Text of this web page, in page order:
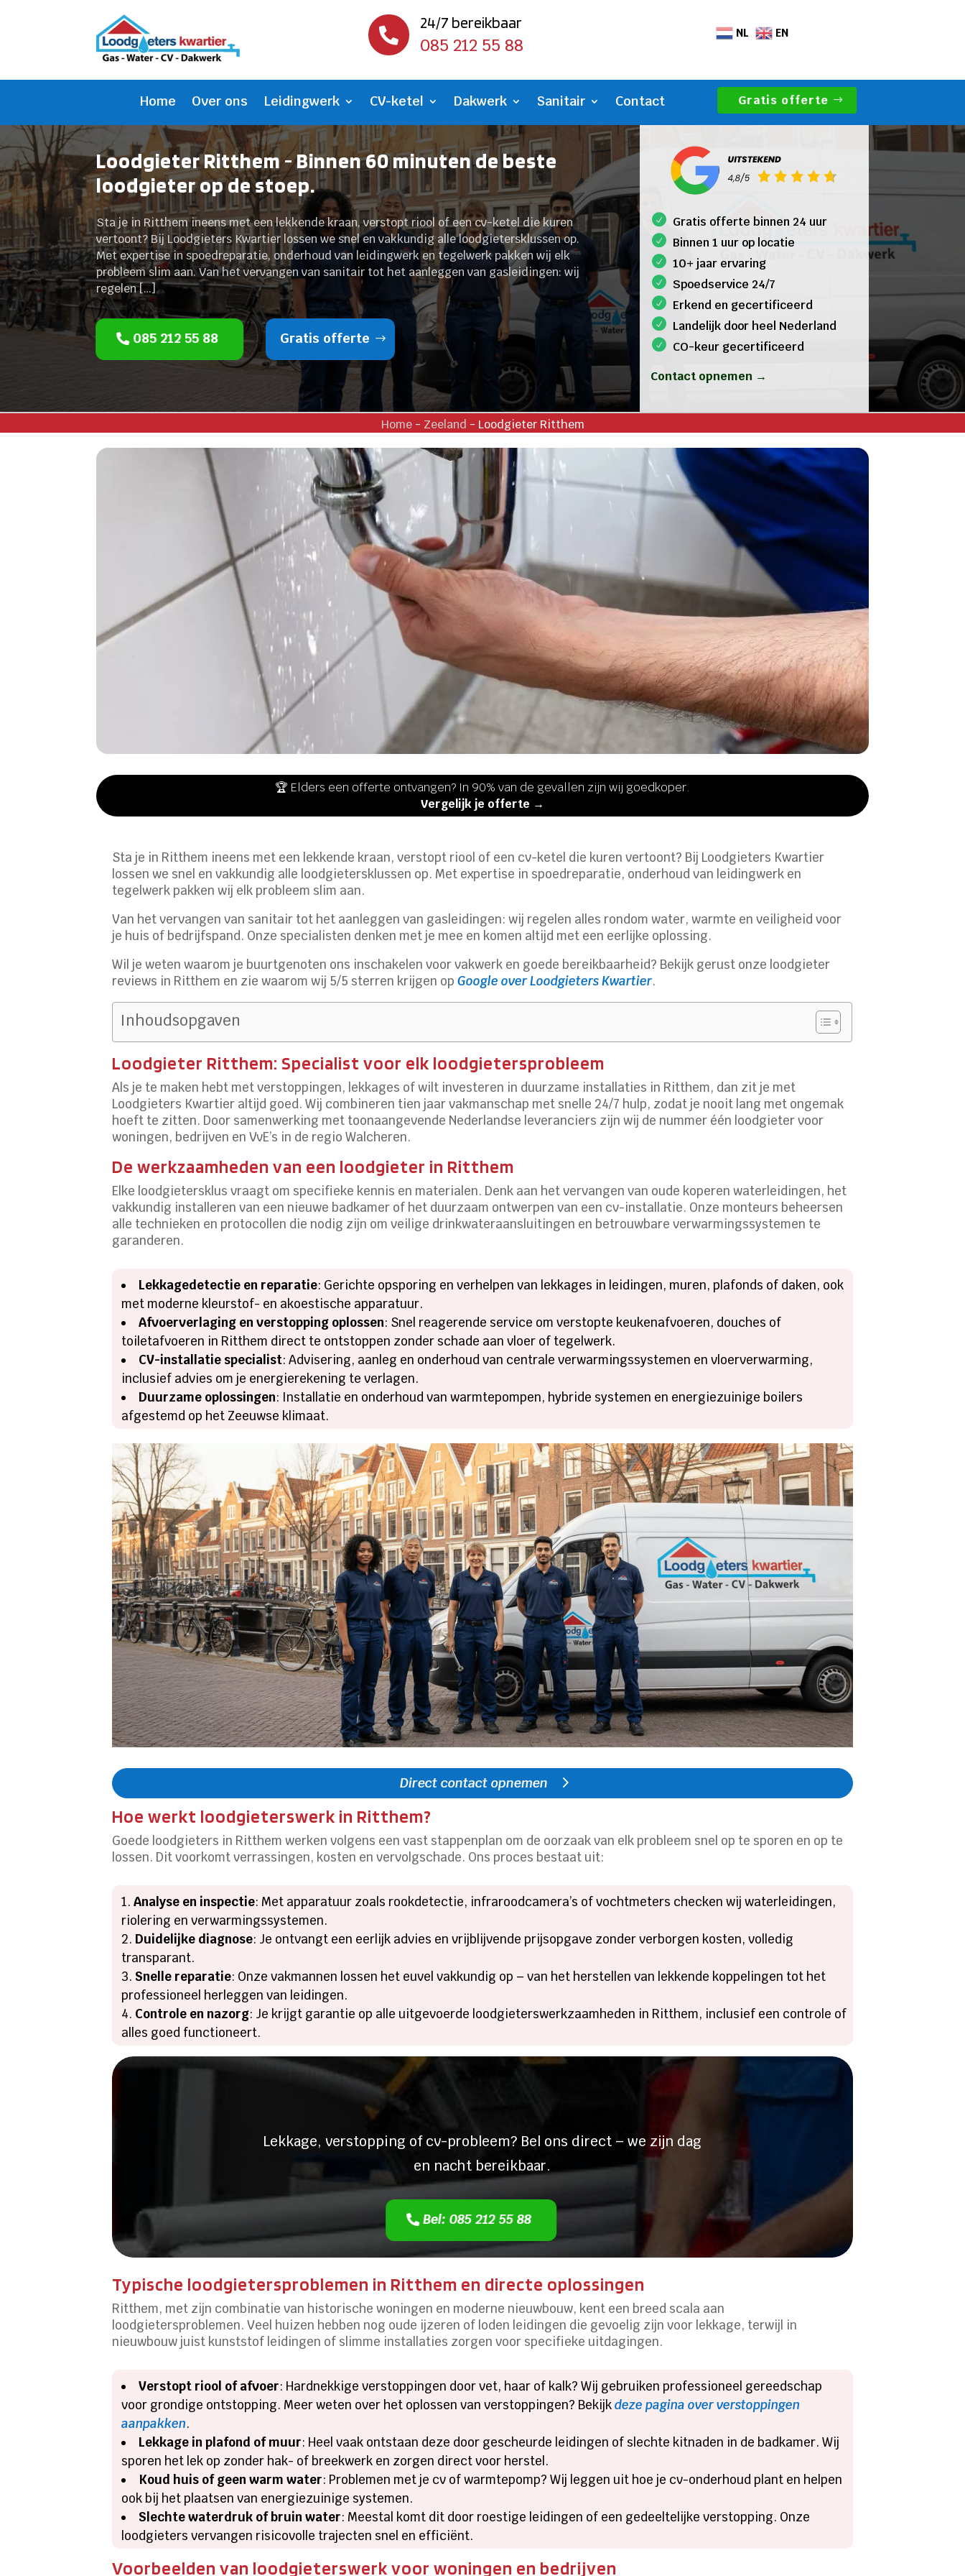

24/7 bereikbaar
085 212 55 88
NL EN
Home Over ons Leidingwerk CV-ketel Dakwerk Sanitair Contact Gratis offerte
Loodgieter Ritthem - Binnen 60 minuten de beste
loodgieter op de stoep.
Sta je in Ritthem ineens met een lekkende kraan, verstopt riool of een cv-ketel die kuren
vertoont? Bij Loodgieters Kwartier lossen we snel en vakkundig alle loodgietersklussen op.​
Met expertise in spoedreparatie, onderhoud van leidingwerk en tegelwerk pakken wij elk
probleem slim aan.​ Van het vervangen van sanitair tot het aanleggen van gasleidingen: wij
regelen […]
085 212 55 88 Gratis offerte
Gratis offerte binnen 24 uur
Binnen 1 uur op locatie
10+ jaar ervaring
Spoedservice 24/7
Erkend en gecertificeerd
Landelijk door heel Nederland
CO-keur gecertificeerd
Contact opnemen →
Home- Zeeland - Loodgieter Ritthem
🏆 Elders een offerte ontvangen? In 90% van de gevallen zijn wij goedkoper.
Vergelijk je offerte →
Sta je in Ritthem ineens met een lekkende kraan, verstopt riool of een cv-ketel die kuren vertoont? Bij Loodgieters Kwartier
lossen we snel en vakkundig alle loodgietersklussen op.​ Met expertise in spoedreparatie, onderhoud van leidingwerk en
tegelwerk pakken wij elk probleem slim aan.​
Van het vervangen van sanitair tot het aanleggen van gasleidingen: wij regelen alles rondom water, warmte en veiligheid voor
je huis of bedrijfspand.​ Onze specialisten denken met je mee en komen altijd met een eerlijke oplossing.​
Wil je weten waarom je buurtgenoten ons inschakelen voor vakwerk en goede bereikbaarheid? Bekijk gerust onze loodgieter
reviews in Ritthem en zie waarom wij 5/5 sterren krijgen opGoogle over Loodgieters Kwartier.​
Inhoudsopgaven
Loodgieter Ritthem: Specialist voor elk loodgietersprobleem
Als je te maken hebt met verstoppingen, lekkages of wilt investeren in duurzame installaties in Ritthem, dan zit je met
Loodgieters Kwartier altijd goed.​ Wij combineren tien jaar vakmanschap met snelle 24/7 hulp, zodat je nooit lang met ongemak
hoeft te zitten.​ Door samenwerking met toonaangevende Nederlandse leveranciers zijn wij de nummer één loodgieter voor
woningen, bedrijven en VvE’s in de regio Walcheren.​
De werkzaamheden van een loodgieter in Ritthem
Elke loodgietersklus vraagt om specifieke kennis en materialen.​ Denk aan het vervangen van oude koperen waterleidingen, het
vakkundig installeren van een nieuwe badkamer of het duurzaam ontwerpen van een cv-installatie.​ Onze monteurs beheersen
alle technieken en protocollen die nodig zijn om veilige drinkwateraansluitingen en betrouwbare verwarmingssystemen te
garanderen.​
Lekkagedetectie en reparatie: Gerichte opsporing en verhelpen van lekkages in leidingen, muren, plafonds of daken, ook
met moderne kleurstof- en akoestische apparatuur.​
Afvoerverlaging en verstopping oplossen: Snel reagerende service om verstopte keukenafvoeren, douches of
toiletafvoeren in Ritthem direct te ontstoppen zonder schade aan vloer of tegelwerk.​
CV-installatie specialist: Advisering, aanleg en onderhoud van centrale verwarmingssystemen en vloerverwarming,
inclusief advies om je energierekening te verlagen.​
Duurzame oplossingen: Installatie en onderhoud van warmtepompen, hybride systemen en energiezuinige boilers
afgestemd op het Zeeuwse klimaat.​
Direct contact opnemen
Hoe werkt loodgieterswerk in Ritthem?
Goede loodgieters in Ritthem werken volgens een vast stappenplan om de oorzaak van elk probleem snel op te sporen en op te
lossen.​ Dit voorkomt verrassingen, kosten en vervolgschade.​ Ons proces bestaat uit:
Analyse en inspectie: Met apparatuur zoals rookdetectie, infraroodcamera’s of vochtmeters checken wij waterleidingen,
riolering en verwarmingssystemen.​
Duidelijke diagnose: Je ontvangt een eerlijk advies en vrijblijvende prijsopgave zonder verborgen kosten, volledig
transparant.​
Snelle reparatie: Onze vakmannen lossen het euvel vakkundig op – van het herstellen van lekkende koppelingen tot het
professioneel herleggen van leidingen.​
Controle en nazorg: Je krijgt garantie op alle uitgevoerde loodgieterswerkzaamheden in Ritthem, inclusief een controle of
alles goed functioneert.​
Heeft u een lekkage of een verstopping?
Lekkage, verstopping of cv-probleem? Bel ons direct – we zijn dag
en nacht bereikbaar.
Bel: 085 212 55 88
Typische loodgietersproblemen in Ritthem en directe oplossingen
Ritthem, met zijn combinatie van historische woningen en moderne nieuwbouw, kent een breed scala aan
loodgietersproblemen.​ Veel huizen hebben nog oude ijzeren of loden leidingen die gevoelig zijn voor lekkage, terwijl in
nieuwbouw juist kunststof leidingen of slimme installaties zorgen voor specifieke uitdagingen.​
Verstopt riool of afvoer: Hardnekkige verstoppingen door vet, haar of kalk? Wij gebruiken professioneel gereedschap
voor grondige ontstopping.​ Meer weten over het oplossen van verstoppingen? Bekijkdeze pagina over verstoppingen
aanpakken.​
Lekkage in plafond of muur: Heel vaak ontstaan deze door gescheurde leidingen of slechte kitnaden in de badkamer.​ Wij
sporen het lek op zonder hak- of breekwerk en zorgen direct voor herstel.​
Koud huis of geen warm water: Problemen met je cv of warmtepomp? Wij leggen uit hoe je cv-onderhoud plant en helpen
ook bij het plaatsen van energiezuinige systemen.​
Slechte waterdruk of bruin water: Meestal komt dit door roestige leidingen of een gedeeltelijke verstopping.​ Onze
loodgieters vervangen risicovolle trajecten snel en efficiënt.​
Voorbeelden van loodgieterswerk voor woningen en bedrijven